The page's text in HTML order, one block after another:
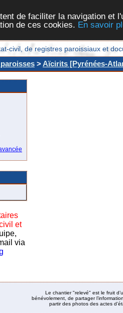
de faciliter la navigation et
de ces cookies. En savoir
civil, de registres paroissiaux et
>Aïcirits [Pyrénées-
et
via
Le chantier "relevé" est le fruit
bénévolement, de partager
partir des photos des actes